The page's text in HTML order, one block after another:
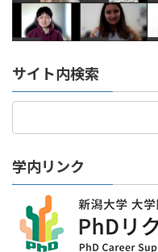
サイト内検索
学内リンク